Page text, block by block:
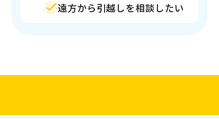
遠方から引越しを相談したい